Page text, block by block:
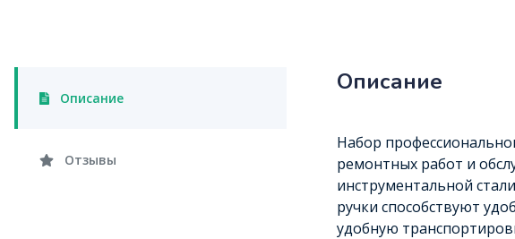
Описание
Отзывы
Описание
Набор
ремонтных работ и
инструментальной
ручки способствуют
удобную